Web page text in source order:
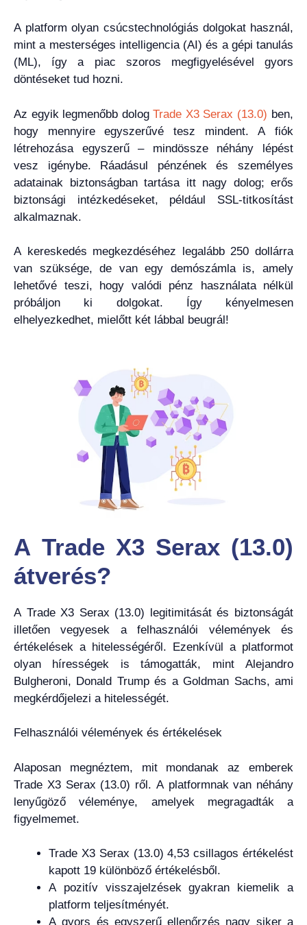
A platform olyan csúcstechnológiás dolgokat használ,
mint a mesterséges intelligencia (AI) és a gépi tanulás
(ML), így a piac szoros megfigyelésével gyors
döntéseket tud hozni.
Az egyik legmenőbb dolog Trade X3 Serax (13.0) ben,
hogy mennyire egyszerűvé tesz mindent. A fiók
létrehozása egyszerű – mindössze néhány lépést
vesz igénybe. Ráadásul pénzének és személyes
adatainak biztonságban tartása itt nagy dolog; erős
biztonsági intézkedéseket, például SSL-titkosítást
alkalmaznak.
A kereskedés megkezdéséhez legalább 250 dollárra
van szüksége, de van egy demószámla is, amely
lehetővé teszi, hogy valódi pénz használata nélkül
próbáljon ki dolgokat. Így kényelmesen
elhelyezkedhet, mielőtt két lábbal beugrál!
A Trade X3 Serax (13.0)
átverés?
A Trade X3 Serax (13.0) legitimitását és biztonságát
illetően vegyesek a felhasználói vélemények és
értékelések a hitelességéről. Ezenkívül a platformot
olyan hírességek is támogatták, mint Alejandro
Bulgheroni, Donald Trump és a Goldman Sachs, ami
megkérdőjelezi a hitelességét.
Felhasználói vélemények és értékelések
Alaposan megnéztem, mit mondanak az emberek
Trade X3 Serax (13.0) ről. A platformnak van néhány
lenyűgöző véleménye, amelyek megragadták a
figyelmemet.
Trade X3 Serax (13.0) 4,53 csillagos értékelést
kapott 19 különböző értékelésből.
A pozitív visszajelzések gyakran kiemelik a
platform teljesítményét.
A gyors és egyszerű ellenőrzés nagy siker a